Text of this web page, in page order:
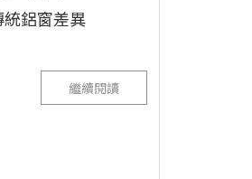
鋁窗差異
繼續閱讀